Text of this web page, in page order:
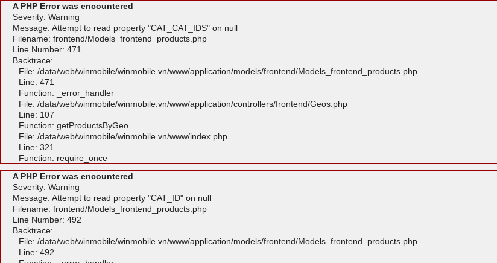
A PHP Error was encountered
Severity: Warning
Message: Attempt to read property "CAT_CAT_IDS" on null
Filename: frontend/Models_frontend_products.php
Line Number: 471
Backtrace:
File: /data/web/winmobile/winmobile.vn/www/application/models/frontend/Models_frontend_products.php
Line: 471
Function: _error_handler
File: /data/web/winmobile/winmobile.vn/www/application/controllers/frontend/Geos.php
Line: 107
Function: getProductsByGeo
File: /data/web/winmobile/winmobile.vn/www/index.php
Line: 321
Function: require_once
A PHP Error was encountered
Severity: Warning
Message: Attempt to read property "CAT_ID" on null
Filename: frontend/Models_frontend_products.php
Line Number: 492
Backtrace:
File: /data/web/winmobile/winmobile.vn/www/application/models/frontend/Models_frontend_products.php
Line: 492